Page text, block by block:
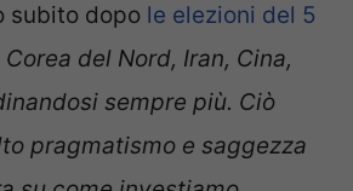
subito dopo le elezioni del 5
Corea del Nord, Iran, Cina,
sempre più. Ciò
pragmatismo e saggezza